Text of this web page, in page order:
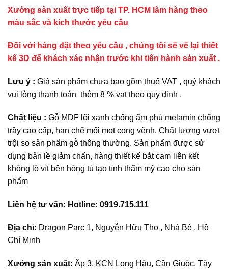
Xưởng sản xuất trực tiếp tại TP. HCM làm hàng theo
màu sắc và kích thước yêu cầu
Đối với hàng đặt theo yêu cầu , chúng tôi sẽ vẽ lại thiết
kế 3D để khách xác nhận trước khi tiến hành sản xuất .
Lưu ý : Giá sản phẩm chưa bao gồm thuế VAT , quý khách
vui lòng thanh toán thêm 8 % vat theo quy định .
Chất liệu : Gỗ MDF lõi xanh chống ẩm phủ melamin chống
trầy cao cấp, hạn chế mối mọt cong vênh, Chất lượng vượt
trội so sản phẩm gỗ thông thường. Sản phẩm được sử
dụng bản lề giảm chấn, hàng thiết kế bắt cam liên kết
không lộ vít bên hông tủ tạo tính thẩm mỹ cao cho sản
phẩm
Liên hệ tư vấn: Hotline: 0919.715.111
Địa chỉ: Dragon Parc 1, Nguyễn Hữu Thọ , Nhà Bè , Hồ
Chí Minh
Xưởng sản xuất: Ấp 3, KCN Long Hậu, Cần Giuộc, Tây